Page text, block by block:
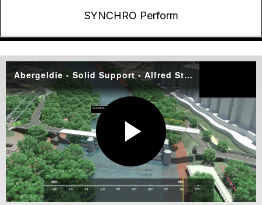
SYNCHRO Perform
Abergeldie - Solid Support - Alfred Street Bridge Animation
P